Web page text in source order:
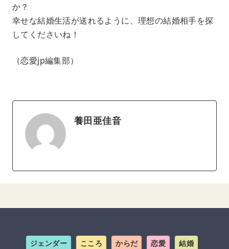
か？
幸せな結婚生活が送れるように、理想の結婚相手を探
してくださいね！
（恋愛jp編集部）
養田亜佳音
ジェンダー こころ からだ 恋愛 結婚